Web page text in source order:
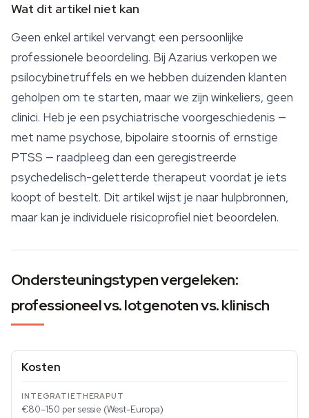
Wat dit artikel niet kan
Geen enkel artikel vervangt een persoonlijke
professionele beoordeling. Bij Azarius verkopen we
psilocybinetruffels en we hebben duizenden klanten
geholpen om te starten, maar we zijn winkeliers, geen
clinici. Heb je een psychiatrische voorgeschiedenis —
met name psychose, bipolaire stoornis of ernstige
PTSS — raadpleeg dan een geregistreerde
psychedelisch-geletterde therapeut voordat je iets
koopt of bestelt. Dit artikel wijst je naar hulpbronnen,
maar kan je individuele risicoprofiel niet beoordelen.
Ondersteuningstypen vergeleken:
professioneel vs. lotgenoten vs. klinisch
Kosten
€80–150 per sessie (West-Europa)